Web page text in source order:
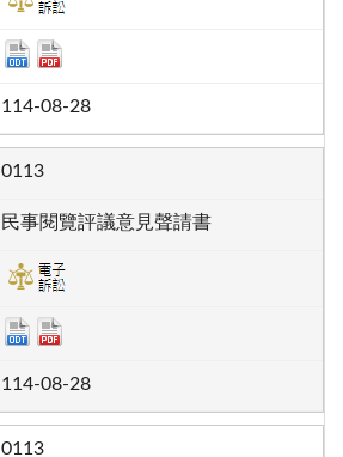
114-08-28
0113
民事閱覽評議意見聲請書
114-08-28
0113